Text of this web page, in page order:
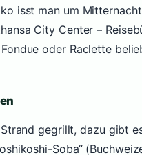
isst man um
City Center –
oder Raclette
gegrillt, dazu gibt
Soba“